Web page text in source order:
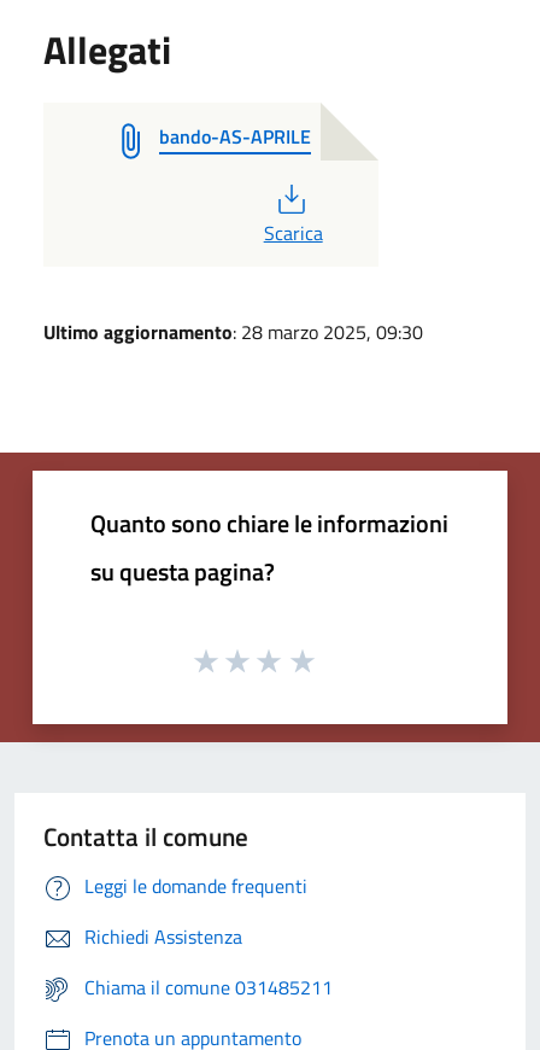
Allegati
bando-AS-APRILE
Scarica
Ultimo aggiornamento: 28 marzo 2025, 09:30
Quanto sono chiare le informazioni
su questa pagina?
Contatta il comune
Leggi le domande frequenti
Richiedi Assistenza
Chiama il comune 031485211
Prenota un appuntamento